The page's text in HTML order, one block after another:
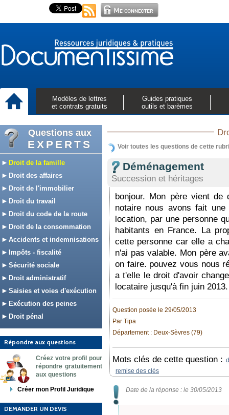
Modèles de lettres
et contrats gratuits
Guides pratiques
outils et barèmes
Questions aux
EXPERTS
Droit de la famille
Droit des affaires
Droit de l'immobilier
Droit du travail
Droit du code de la route
Droit de la consommation
Accidents et indemnisations
Impôts - fiscalité
Sécurité sociale
Droit administratif
Saisies et voies d'exécution
Exécution des peines
Droit pénal
Répondre aux questions
Créez votre profil pour
répondre gratuitement
aux questions
Créer mon Profil Juridique
DEMANDER UN DEVIS
Voir toutes les questions de cette
Déménagement
Succession et héritages
bonjour. Mon père vient
notaire nous avons fait
location, par une personne
habitants en France. La
cette personne car elle a
n'ai pas valable. Mon père
on faire. pouvez vous nous
a t'elle le droit d'avoir
locataire jusqu'à fin juin
Question posée le 29/05/2013
Par Tipa
Département : Deux-Sèvres (79)
Mots clés de cette question :
remise des clés
Date de la réponse : le 30/05/2013